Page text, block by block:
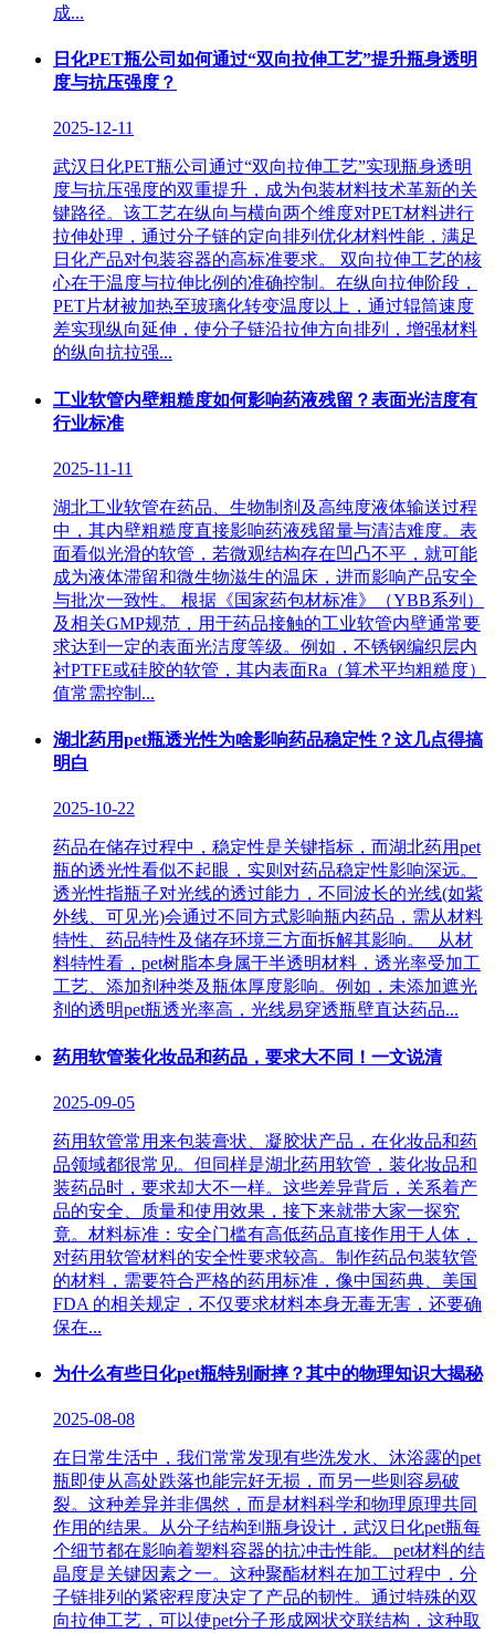
成...
日化PET瓶公司如何通过“双向拉伸工艺”提升瓶身透明
度与抗压强度？
2025-12-11
武汉日化PET瓶公司通过“双向拉伸工艺”实现瓶身透明
度与抗压强度的双重提升，成为包装材料技术革新的关
键路径。该工艺在纵向与横向两个维度对PET材料进行
拉伸处理，通过分子链的定向排列优化材料性能，满足
日化产品对包装容器的高标准要求。 双向拉伸工艺的核
心在于温度与拉伸比例的准确控制。在纵向拉伸阶段，
PET片材被加热至玻璃化转变温度以上，通过辊筒速度
差实现纵向延伸，使分子链沿拉伸方向排列，增强材料
的纵向抗拉强...
工业软管内壁粗糙度如何影响药液残留？表面光洁度有
行业标准
2025-11-11
湖北工业软管在药品、生物制剂及高纯度液体输送过程
中，其内壁粗糙度直接影响药液残留量与清洁难度。表
面看似光滑的软管，若微观结构存在凹凸不平，就可能
成为液体滞留和微生物滋生的温床，进而影响产品安全
与批次一致性。 根据《国家药包材标准》（YBB系列）
及相关GMP规范，用于药品接触的工业软管内壁通常要
求达到一定的表面光洁度等级。例如，不锈钢编织层内
衬PTFE或硅胶的软管，其内表面Ra（算术平均粗糙度）
值常需控制...
湖北药用pet瓶透光性为啥影响药品稳定性？这几点得搞
明白
2025-10-22
药品在储存过程中，稳定性是关键指标，而湖北药用pet
瓶的透光性看似不起眼，实则对药品稳定性影响深远。
透光性指瓶子对光线的透过能力，不同波长的光线(如紫
外线、可见光)会通过不同方式影响瓶内药品，需从材料
特性、药品特性及储存环境三方面拆解其影响。 从材
料特性看，pet树脂本身属于半透明材料，透光率受加工
工艺、添加剂种类及瓶体厚度影响。例如，未添加遮光
剂的透明pet瓶透光率高，光线易穿透瓶壁直达药品...
药用软管装化妆品和药品，要求大不同！一文说清
2025-09-05
药用软管常用来包装膏状、凝胶状产品，在化妆品和药
品领域都很常见。但同样是湖北药用软管，装化妆品和
装药品时，要求却大不一样。这些差异背后，关系着产
品的安全、质量和使用效果，接下来就带大家一探究
竟。​ 材料标准：安全门槛有高低​ 药品直接作用于人体，
对药用软管材料的安全性要求较高。制作药品包装软管
的材料，需要符合严格的药用标准，像中国药典、美国
FDA 的相关规定，不仅要求材料本身无毒无害，还要确
保在...
为什么有些日化pet瓶特别耐摔？其中的物理知识大揭秘
2025-08-08
在日常生活中，我们常常发现有些洗发水、沐浴露的pet
瓶即使从高处跌落也能完好无损，而另一些则容易破
裂。这种差异并非偶然，而是材料科学和物理原理共同
作用的结果。从分子结构到瓶身设计，武汉日化pet瓶每
个细节都在影响着塑料容器的抗冲击性能。 pet材料的结
晶度是关键因素之一。这种聚酯材料在加工过程中，分
子链排列的紧密程度决定了产品的韧性。通过特殊的双
向拉伸工艺，可以使pet分子形成网状交联结构，这种取